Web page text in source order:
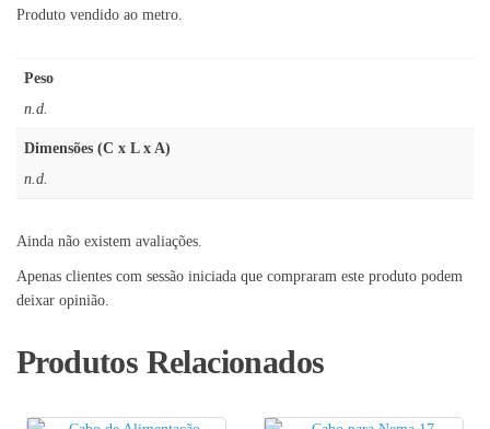
Produto vendido ao metro.
Peso
n.d.
Dimensões (C x L x A)
n.d.
Ainda não existem avaliações.
Apenas clientes com sessão iniciada que compraram este produto podem
deixar opinião.
Produtos Relacionados